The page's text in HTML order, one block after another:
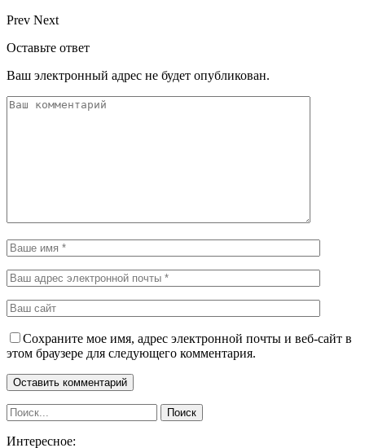
Prev Next
Оставьте ответ
Ваш электронный адрес не будет опубликован.
Сохраните мое имя, адрес электронной почты и веб-сайт в
этом браузере для следующего комментария.
Интересное: